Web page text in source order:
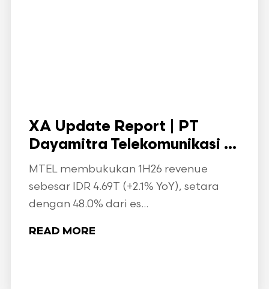
XA Update Report | PT
Dayamitra Telekomunikasi ...
MTEL membukukan 1H26 revenue
sebesar IDR 4.69T (+2.1% YoY), setara
dengan 48.0% dari es...
READ MORE